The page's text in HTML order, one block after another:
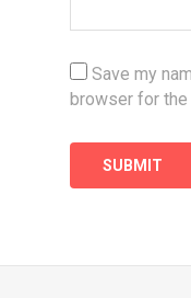
Save my
browser for